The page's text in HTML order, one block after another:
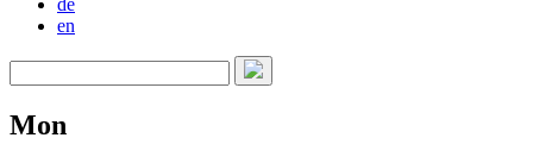
de
en
Mon